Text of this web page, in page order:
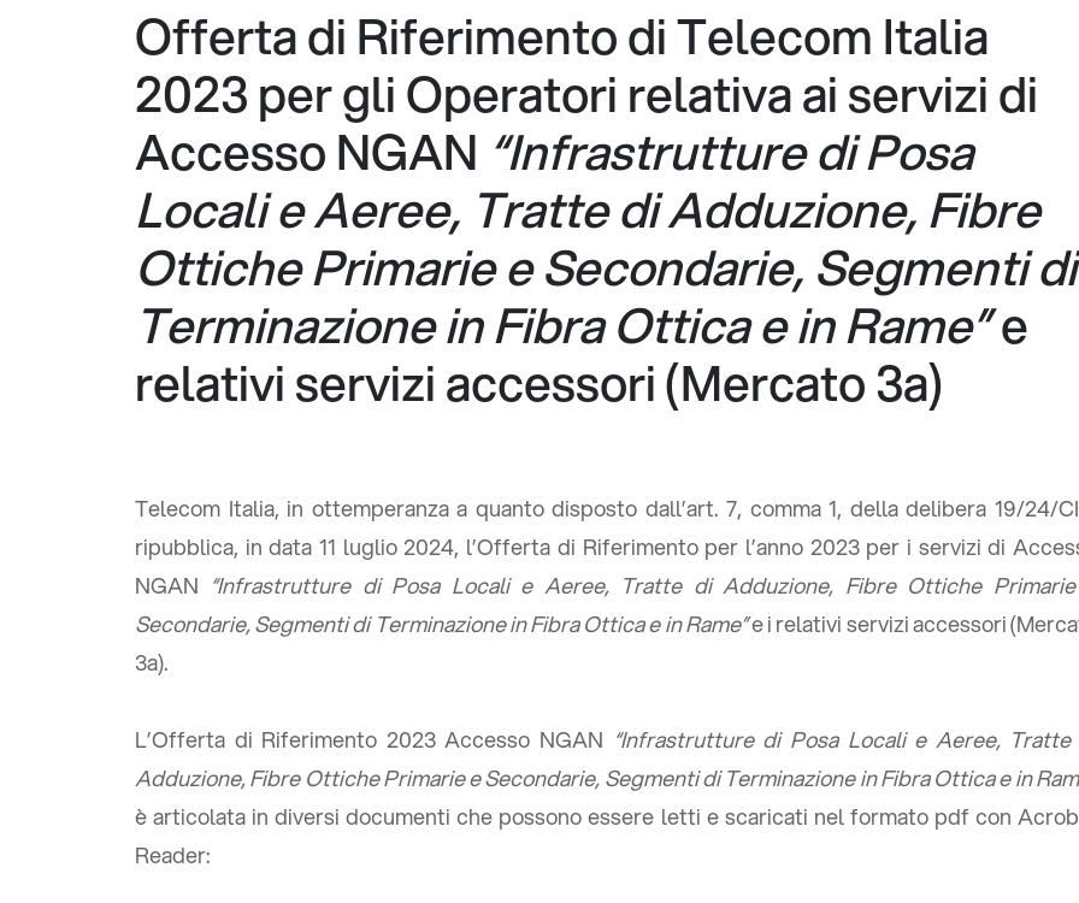
Offerta di Riferimento di Telecom Italia
2023 per gliOperatori relativa ai servizi di
Accesso NGAN “Infrastrutture di Posa
Locali e Aeree, Tratte di Adduzione, Fibre
Ottiche Primarie e Secondarie, Segmenti di
Terminazione in Fibra Ottica e in Rame”e
relativi servizi accessori (Mercato 3a)
Telecom Italia, in ottemperanza a quanto disposto dall’art. 7, comma 1, della delibera 19/24/
ripubblica, in data 11 luglio 2024, l’Offerta di Riferimento per l’anno 2023 per i servizi di
NGAN “Infrastrutture di Posa Locali e Aeree, Tratte di Adduzione, Fibre Ottiche
Secondarie, Segmenti di Terminazione in Fibra Ottica e in Rame”e i relativi servizi accessori
3a).
L’Offerta di Riferimento 2023 Accesso NGAN “Infrastrutture di Posa Locali e Aeree,
Adduzione, Fibre Ottiche Primarie e Secondarie, Segmenti di Terminazione in Fibra Ottica e in
è articolata in diversi documenti che possono essere letti e scaricati nel formato pdf con
Reader: